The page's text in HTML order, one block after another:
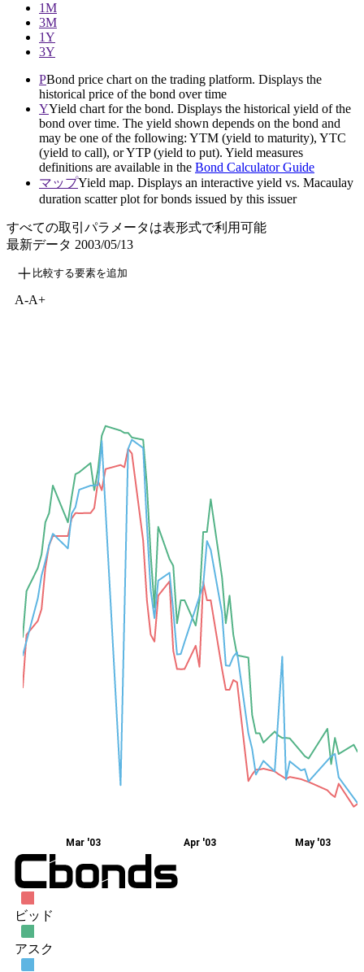
1M
3M
1Y
3Y
PBond price chart on the trading platform. Displays the
historical price of the bond over time
YYield chart for the bond. Displays the historical yield of the
bond over time. The yield shown depends on the bond and
may be one of the following: YTM (yield to maturity), YTC
(yield to call), or YTP (yield to put). Yield measures
definitions are available in the Bond Calculator Guide
マップYield map. Displays an interactive yield vs. Macaulay
duration scatter plot for bonds issued by this issuer
すべての取引パラメータは表形式で利用可能
最新データ 2003/05/13
比較する要素を追加